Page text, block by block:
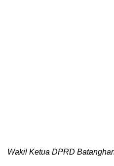
Wakil Ketua DPRD